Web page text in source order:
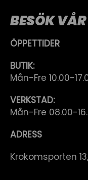
BESÖK
ÖPPETTIDER
BUTIK:
Mån-Fre 10.00-
VERKSTAD:
Mån-Fre 08.00-
ADRESS
Krokomsporten